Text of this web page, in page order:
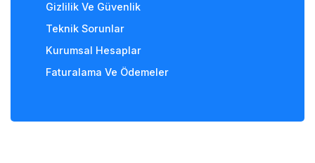
Gizlilik Ve Güvenlik
Teknik Sorunlar
Kurumsal Hesaplar
Faturalama Ve Ödemeler